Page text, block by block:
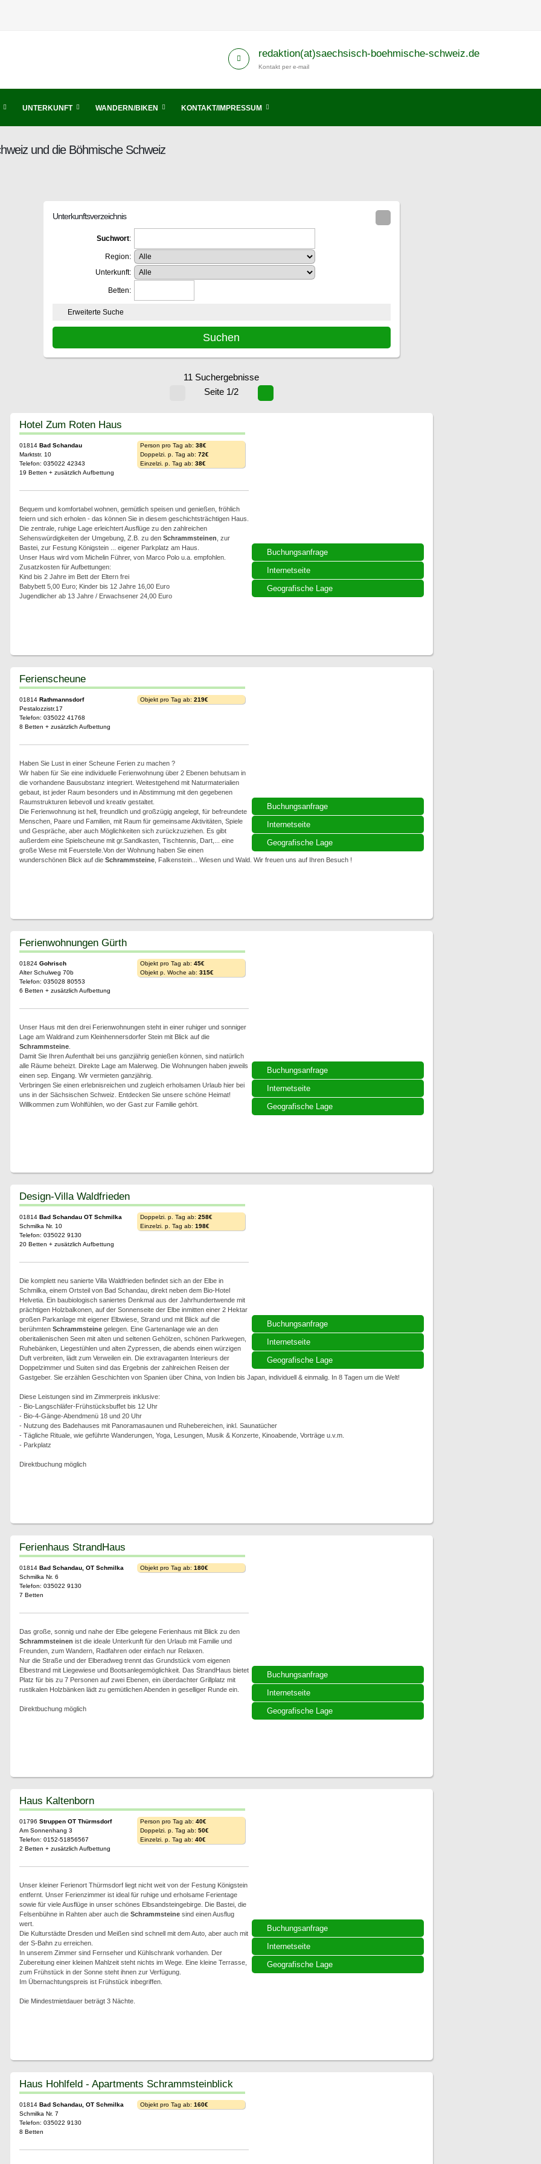
redaktion(at)saechsisch-boehmische-schweiz.de
Kontakt per e-mail
UNTERKUNFT WANDERN/BIKEN KONTAKT/IMPRESSUM
und die Böhmische Schweiz
Unterkunftsverzeichnis
Suchwort:
Region:
Unterkunft:
Betten:
Erweiterte Suche
11 Suchergebnisse
Seite 1/2
Buchungsanfrage
Internetseite
Geografische Lage
Hotel Zum Roten Haus
01814 Bad Schandau
Marktstr. 10
Telefon: 035022 42343
19 Betten + zusätzlich Aufbettung
Person pro Tag ab: 38€
Doppelzi. p. Tag ab: 72€
Einzelzi. p. Tag ab: 38€
Bequem und komfortabel wohnen, gemütlich speisen und genießen, fröhlich
feiern und sich erholen - das können Sie in diesem geschichtsträchtigen Haus.
Die zentrale, ruhige Lage erleichtert Ausflüge zu den zahlreichen
Sehenswürdigkeiten der Umgebung, Z.B. zu den Schrammsteinen , zur
Bastei, zur Festung Königstein ... eigener Parkplatz am Haus.
Unser Haus wird vom Michelin Führer, von Marco Polo u.a. empfohlen.
Zusatzkosten für Aufbettungen:
Kind bis 2 Jahre im Bett der Eltern frei
Babybett 5,00 Euro; Kinder bis 12 Jahre 16,00 Euro
Jugendlicher ab 13 Jahre / Erwachsener 24,00 Euro
Buchungsanfrage
Internetseite
Geografische Lage
Ferienscheune
01814 Rathmannsdorf
Pestalozzistr.17
Telefon: 035022 41768
8 Betten + zusätzlich Aufbettung
Objekt pro Tag ab: 219€
Haben Sie Lust in einer Scheune Ferien zu machen ?
Wir haben für Sie eine individuelle Ferienwohnung über 2 Ebenen behutsam in
die vorhandene Bausubstanz integriert. Weitestgehend mit Naturmaterialien
gebaut, ist jeder Raum besonders und in Abstimmung mit den gegebenen
Raumstrukturen liebevoll und kreativ gestaltet.
Die Ferienwohnung ist hell, freundlich und großzügig angelegt, für befreundete
Menschen, Paare und Familien, mit Raum für gemeinsame Aktivitäten, Spiele
und Gespräche, aber auch Möglichkeiten sich zurückzuziehen. Es gibt
außerdem eine Spielscheune mit gr.Sandkasten, Tischtennis, Dart,... eine
große Wiese mit Feuerstelle.Von der Wohnung haben Sie einen
wunderschönen Blick auf die Schrammsteine, Falkenstein... Wiesen und Wald. Wir freuen uns auf Ihren Besuch !
Buchungsanfrage
Internetseite
Geografische Lage
Ferienwohnungen Gürth
01824 Gohrisch
Alter Schulweg 70b
Telefon: 035028 80553
6 Betten + zusätzlich Aufbettung
Objekt pro Tag ab: 45€
Objekt p. Woche ab: 315€
Unser Haus mit den drei Ferienwohnungen steht in einer ruhiger und sonniger
Lage am Waldrand zum Kleinhennersdorfer Stein mit Blick auf die
Schrammsteine.
Damit Sie Ihren Aufenthalt bei uns ganzjährig genießen können, sind natürlich
alle Räume beheizt. Direkte Lage am Malerweg. Die Wohnungen haben jeweils
einen sep. Eingang. Wir vermieten ganzjährig.
Verbringen Sie einen erlebnisreichen und zugleich erholsamen Urlaub hier bei
uns in der Sächsischen Schweiz. Entdecken Sie unsere schöne Heimat!
Willkommen zum Wohlfühlen, wo der Gast zur Familie gehört.
Buchungsanfrage
Internetseite
Geografische Lage
Design-Villa Waldfrieden
01814 Bad Schandau OT Schmilka
Schmilka Nr. 10
Telefon: 035022 9130
20 Betten + zusätzlich Aufbettung
Doppelzi. p. Tag ab: 258€
Einzelzi. p. Tag ab: 198€
Die komplett neu sanierte Villa Waldfrieden befindet sich an der Elbe in
Schmilka, einem Ortsteil von Bad Schandau, direkt neben dem Bio-Hotel
Helvetia. Ein baubiologisch saniertes Denkmal aus der Jahrhundertwende mit
prächtigen Holzbalkonen, auf der Sonnenseite der Elbe inmitten einer 2 Hektar
großen Parkanlage mit eigener Elbwiese, Strand und mit Blick auf die
berühmten Schrammsteinegelegen. Eine Gartenanlage wie an den
oberitalienischen Seen mit alten und seltenen Gehölzen, schönen Parkwegen,
Ruhebänken, Liegestühlen und alten Zypressen, die abends einen würzigen
Duft verbreiten, lädt zum Verweilen ein. Die extravaganten Interieurs der
Doppelzimmer und Suiten sind das Ergebnis der zahlreichen Reisen der
Gastgeber. Sie erzählen Geschichten von Spanien über China, von Indien bis Japan, individuell & einmalig. In 8 Tagen um die Welt!
Diese Leistungen sind im Zimmerpreis inklusive:
- Bio-Langschläfer-Frühstücksbuffet bis 12 Uhr
- Bio-4-Gänge-Abendmenü 18 und 20 Uhr
- Nutzung des Badehauses mit Panoramasaunen und Ruhebereichen, inkl. Saunatücher
- Tägliche Rituale, wie geführte Wanderungen, Yoga, Lesungen, Musik & Konzerte, Kinoabende, Vorträge u.v.m.
- Parkplatz
Direktbuchung möglich
Buchungsanfrage
Internetseite
Geografische Lage
Ferienhaus StrandHaus
01814 Bad Schandau, OT Schmilka
Schmilka Nr. 6
Telefon: 035022 9130
7 Betten
Objekt pro Tag ab: 180€
Das große, sonnig und nahe der Elbe gelegene Ferienhaus mit Blick zu den
Schrammsteinen ist die ideale Unterkunft für den Urlaub mit Familie und
Freunden, zum Wandern, Radfahren oder einfach nur Relaxen.
Nur die Straße und der Elberadweg trennt das Grundstück vom eigenen
Elbestrand mit Liegewiese und Bootsanlegemöglichkeit. Das StrandHaus bietet
Platz für bis zu 7 Personen auf zwei Ebenen, ein überdachter Grillplatz mit
rustikalen Holzbänken lädt zu gemütlichen Abenden in geselliger Runde ein.
Direktbuchung möglich
Buchungsanfrage
Internetseite
Geografische Lage
Haus Kaltenborn
01796 Struppen OT Thürmsdorf
Am Sonnenhang 3
Telefon: 0152-51856567
2 Betten + zusätzlich Aufbettung
Person pro Tag ab: 40€
Doppelzi. p. Tag ab: 50€
Einzelzi. p. Tag ab: 40€
Unser kleiner Ferienort Thürmsdorf liegt nicht weit von der Festung Königstein
entfernt. Unser Ferienzimmer ist ideal für ruhige und erholsame Ferientage
sowie für viele Ausflüge in unser schönes Elbsandsteingebirge. Die Bastei, die
Felsenbühne in Rahten aber auch die Schrammsteinesind einen Ausflug
wert.
Die Kulturstädte Dresden und Meißen sind schnell mit dem Auto, aber auch mit
der S-Bahn zu erreichen.
In unserem Zimmer sind Fernseher und Kühlschrank vorhanden. Der
Zubereitung einer kleinen Mahlzeit steht nichts im Wege. Eine kleine Terrasse,
zum Frühstück in der Sonne steht ihnen zur Verfügung.
Im Übernachtungspreis ist Frühstück inbegriffen.
Die Mindestmietdauer beträgt 3 Nächte.
Haus Hohlfeld - Apartments Schrammsteinblick
01814 Bad Schandau, OT Schmilka
Schmilka Nr. 7
Telefon: 035022 9130
8 Betten
Objekt pro Tag ab: 160€